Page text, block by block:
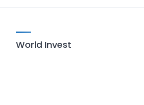
World Invest